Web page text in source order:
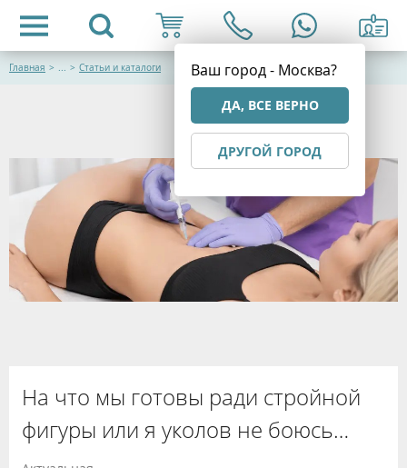
Ваш город - Москва?
ДА, ВСЕ ВЕРНО
ДРУГОЙ ГОРОД
Главная > ... > Статьи и каталоги
На что мы готовы ради стройной
фигуры или я уколов не боюсь…